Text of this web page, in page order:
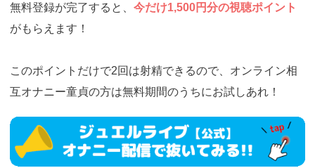
無料登録が完了すると、 今だけ1,500円分の視聴ポイント
がもらえます！
このポイントだけで2回は射精できるので、オンライン相
互オナニー童貞の方は無料期間のうちにお試しあれ！
https://www.j-
live.tv/LiveChat/acs.php?
si=jwchatt&pid=MLA5661_0001&pa=lp33.php